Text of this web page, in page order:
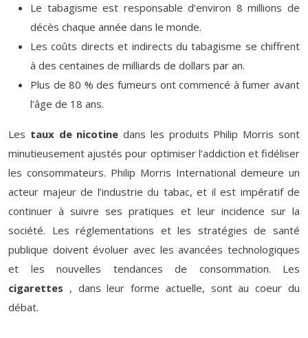
Le tabagisme est responsable d’environ 8 millions de
décès chaque année dans le monde.
Les coûts directs et indirects du tabagisme se chiffrent
à des centaines de milliards de dollars par an.
Plus de 80 % des fumeurs ont commencé à fumer avant
l’âge de 18 ans.
Les taux de nicotinedans les produits Philip Morris sont
minutieusement ajustés pour optimiser l’addiction et fidéliser
les consommateurs. Philip Morris International demeure un
acteur majeur de l’industrie du tabac, et il est impératif de
continuer à suivre ses pratiques et leur incidence sur la
société. Les réglementations et les stratégies de santé
publique doivent évoluer avec les avancées technologiques
et les nouvelles tendances de consommation. Les
cigarettes , dans leur forme actuelle, sont au coeur du
débat.